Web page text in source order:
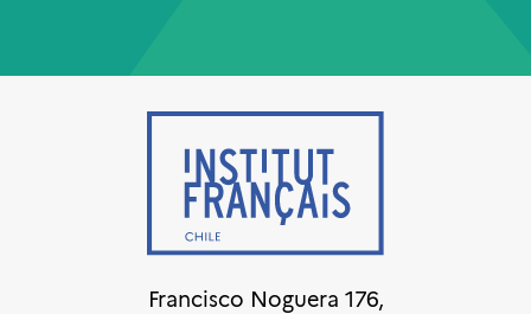
Francisco Noguera 176,